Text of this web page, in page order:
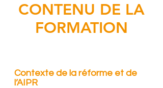
CONTENU DE LA
FORMATION
Contexte de la réforme et de
l’AIPR